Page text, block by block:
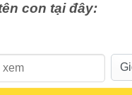
con tại đây: